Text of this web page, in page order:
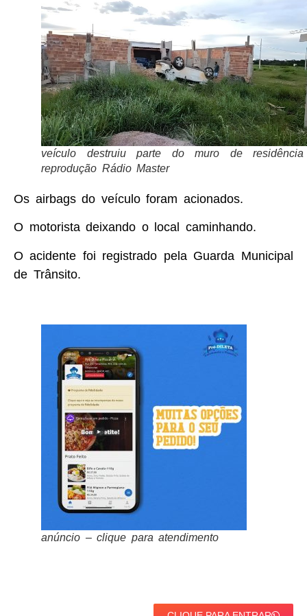
veículo destruiu parte do muro de
reprodução Rádio Master
Os airbags do veículo foram acionados.
O motorista deixando o local caminhando.
O acidente foi registrado pela Guarda Municipal
de Trânsito.
anúncio – clique para atendimento